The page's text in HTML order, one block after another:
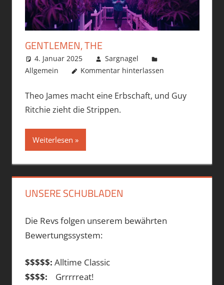
GENTLEMEN, THE
4. Januar 2025
Sargnagel
Allgemein
Kommentar hinterlassen
Theo James macht eine Erbschaft, und Guy
Ritchie zieht die Strippen.
Weiterlesen
UNSERE SCHUBLADEN
Die Revs folgen unserem bewährten
Bewertungssystem:
$$$$$: Alltime Classic
$$$$: Grrrrreat!